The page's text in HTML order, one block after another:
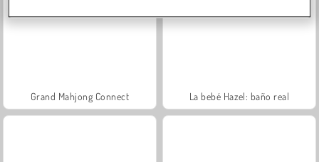
Grand Mahjong Connect La bebé Hazel: baño real